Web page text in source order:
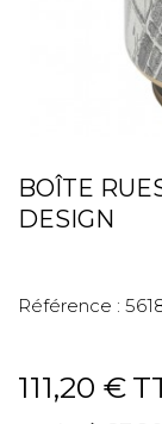
BOÎTE
DESIGN
Référence :
111,20 €